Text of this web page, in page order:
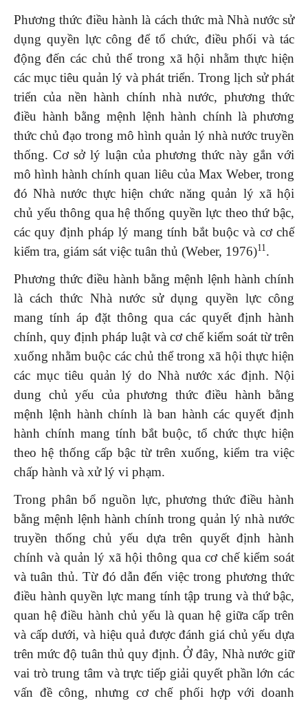
Phương thức điều hành là cách thức mà Nhà nước sử
dụng quyền lực công để tổ chức, điều phối và tác
động đến các chủ thể trong xã hội nhằm thực hiện
các mục tiêu quản lý và phát triển. Trong lịch sử phát
triển của nền hành chính nhà nước, phương thức
điều hành bằng mệnh lệnh hành chính là phương
thức chủ đạo trong mô hình quản lý nhà nước truyền
thống. Cơ sở lý luận của phương thức này gắn với
mô hình hành chính quan liêu của Max Weber, trong
đó Nhà nước thực hiện chức năng quản lý xã hội
chủ yếu thông qua hệ thống quyền lực theo thứ bậc,
các quy định pháp lý mang tính bắt buộc và cơ chế
kiểm tra, giám sát việc tuân thủ (Weber, 1976)11.
Phương thức điều hành bằng mệnh lệnh hành chính
là cách thức Nhà nước sử dụng quyền lực công
mang tính áp đặt thông qua các quyết định hành
chính, quy định pháp luật và cơ chế kiểm soát từ trên
xuống nhằm buộc các chủ thể trong xã hội thực hiện
các mục tiêu quản lý do Nhà nước xác định. Nội
dung chủ yếu của phương thức điều hành bằng
mệnh lệnh hành chính là ban hành các quyết định
hành chính mang tính bắt buộc, tổ chức thực hiện
theo hệ thống cấp bậc từ trên xuống, kiểm tra việc
chấp hành và xử lý vi phạm.
Trong phân bổ nguồn lực, phương thức điều hành
bằng mệnh lệnh hành chính trong quản lý nhà nước
truyền thống chủ yếu dựa trên quyết định hành
chính và quản lý xã hội thông qua cơ chế kiểm soát
và tuân thủ. Từ đó dẫn đến việc trong phương thức
điều hành quyền lực mang tính tập trung và thứ bậc,
quan hệ điều hành chủ yếu là quan hệ giữa cấp trên
và cấp dưới, và hiệu quả được đánh giá chủ yếu dựa
trên mức độ tuân thủ quy định. Ở đây, Nhà nước giữ
vai trò trung tâm và trực tiếp giải quyết phần lớn các
vấn đề công, nhưng cơ chế phối hợp với doanh